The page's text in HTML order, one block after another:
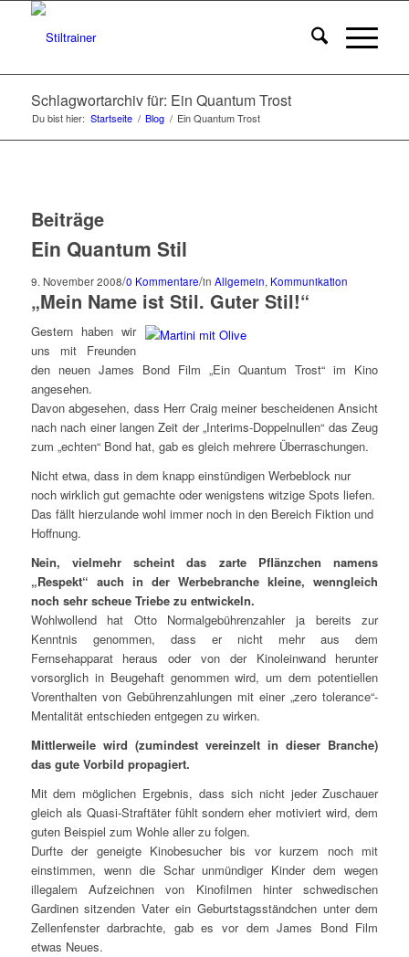
Schlagwortarchiv für: Ein Quantum Trost
Du bist hier: Startseite / Blog / Ein Quantum Trost
Beiträge
Ein Quantum Stil
9. November 2008/0 Kommentare/in Allgemein, Kommunikation
„Mein Name ist Stil. Guter Stil!“
Gestern haben wir
uns mit Freunden
den neuen James Bond Film „Ein Quantum Trost“ im Kino
angesehen.
Davon abgesehen, dass Herr Craig meiner bescheidenen Ansicht
nach nach einer langen Zeit der „Interims-Doppelnullen“ das Zeug
zum „echten“ Bond hat, gab es gleich mehrere Überraschungen.
Nicht etwa, dass in dem knapp einstündigen Werbeblock nur
noch wirklich gut gemachte oder wenigstens witzige Spots liefen.
Das fällt hierzulande wohl immer noch in den Bereich Fiktion und
Hoffnung.
Nein, vielmehr scheint das zarte Pflänzchen namens
„Respekt“ auch in der Werbebranche kleine, wenngleich
noch sehr scheue Triebe zu entwickeln.
Wohlwollend hat Otto Normalgebührenzahler ja bereits zur
Kenntnis genommen, dass er nicht mehr aus dem
Fernsehapparat heraus oder von der Kinoleinwand herunter
vorsorglich in Beugehaft genommen wird, um dem potentiellen
Vorenthalten von Gebührenzahlungen mit einer „zero tolerance“-
Mentalität entschieden entgegen zu wirken.
Mittlerweile wird (zumindest vereinzelt in dieser Branche)
das gute Vorbild propagiert.
Mit dem möglichen Ergebnis, dass sich nicht jeder Zuschauer
gleich als Quasi-Straftäter fühlt sondern eher motiviert wird, dem
guten Beispiel zum Wohle aller zu folgen.
Durfte der geneigte Kinobesucher bis vor kurzem noch mit
einstimmen, wenn die Schar unmündiger Kinder dem wegen
illegalem Aufzeichnen von Kinofilmen hinter schwedischen
Gardinen sitzenden Vater ein Geburtstagsständchen unter dem
Zellenfenster darbrachte, gab es vor dem James Bond Film
etwas Neues.